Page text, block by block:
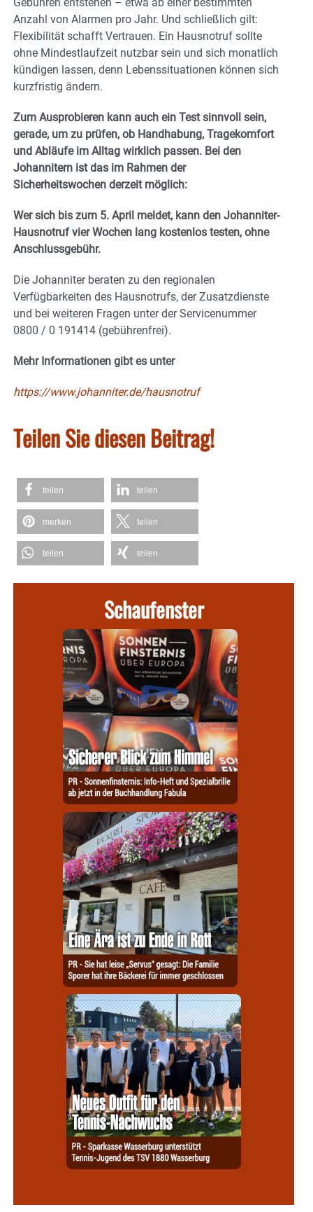
Anzahl von Alarmen pro Jahr. Und schließlich gilt:
Flexibilität schafft Vertrauen. Ein Hausnotruf sollte
ohne Mindestlaufzeit nutzbar sein und sich monatlich
kündigen lassen, denn Lebenssituationen können sich
kurzfristig ändern.
Zum Ausprobieren kann auch ein Test sinnvoll sein,
gerade, um zu prüfen, ob Handhabung, Tragekomfort
und Abläufe im Alltag wirklich passen. Bei den
Johannitern ist das im Rahmen der
Sicherheitswochen derzeit möglich:
Wer sich bis zum 5. April meldet, kann den Johanniter-
Hausnotruf vier Wochen lang kostenlos testen, ohne
Anschlussgebühr.
Die Johanniter beraten zu den regionalen
Verfügbarkeiten des Hausnotrufs, der Zusatzdienste
und bei weiteren Fragen unter der Servicenummer
0800 / 0 191414 (gebührenfrei).
Mehr Informationen gibt es unter
https://www.johanniter.de/hausnotruf
Teilen Sie diesen Beitrag!
teilen teilen
merken teilen
teilen teilen
Schaufenster